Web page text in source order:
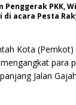
PKK,
acara Pesta
Kota
para
Jalan